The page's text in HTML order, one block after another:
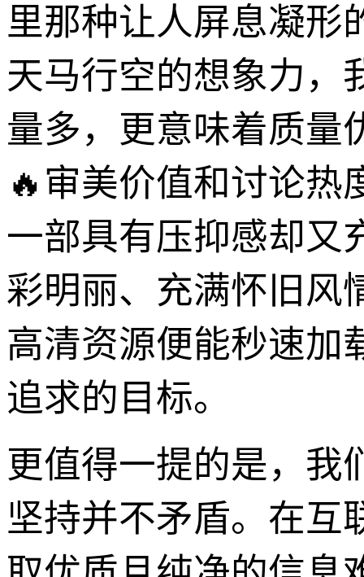
里那种让人屏息凝形
天马行空的想象力，
量多，更意味着质量
🔥审美价值和讨论热
一部具有压抑感却又
彩明丽、充满怀旧风
高清资源便能秒速加
追求的目标。
更值得一提的是，我
坚持并不矛盾。在互